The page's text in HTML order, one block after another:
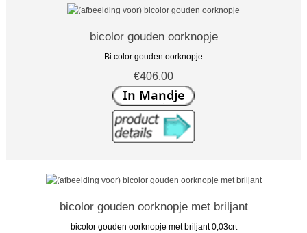
bicolor gouden oorknopje
Bi color gouden oorknopje
€406,00
bicolor gouden oorknopje met briljant
bicolor gouden oorknopje met briljant 0,03crt